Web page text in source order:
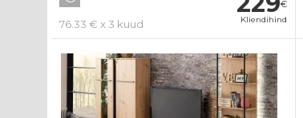
€
Kliendihind
76.33 € x 3 kuud